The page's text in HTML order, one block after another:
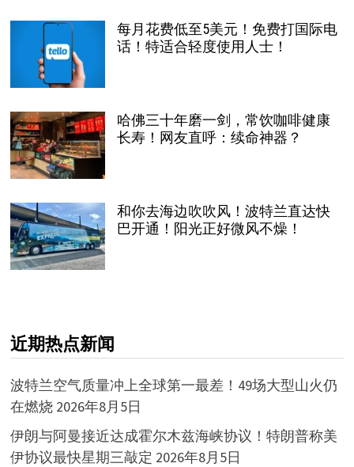
每月花费低至5美元！免费打国际电
话！特适合轻度使用人士！
哈佛三十年磨一剑，常饮咖啡健康
长寿！网友直呼：续命神器？
和你去海边吹吹风！波特兰直达快
巴开通！阳光正好微风不燥！
近期热点新闻
波特兰空气质量冲上全球第一最差！49场大型山火仍
在燃烧 2026年8月5日
伊朗与阿曼接近达成霍尔木兹海峡协议！特朗普称美
伊协议最快星期三敲定 2026年8月5日